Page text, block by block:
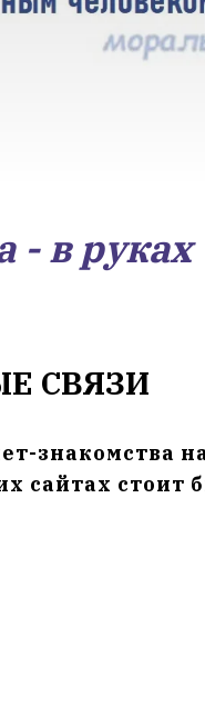
- в руках
СВЯЗИ
знакомства
сайтах стоит